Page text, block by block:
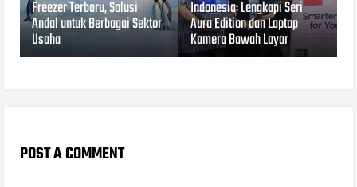
Freezer Terbaru, Solusi
Andal untuk Berbagai Sektor
Usaha
Indonesia: Lengkapi Seri
Aura Edition dan Laptop
Kamera Bawah Layar
POST A COMMENT